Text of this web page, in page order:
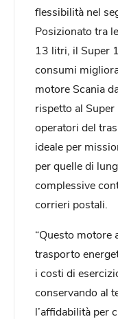
flessibilità nel
Posizionato tra
13 litri, il Super
consumi
motore Scania
rispetto al
operatori del
ideale per
per quelle di
complessive
corrieri postali.
“Questo motore
trasporto
i costi di
conservando al
l’affidabilità per